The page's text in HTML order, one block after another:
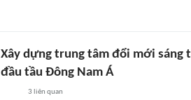
Xây dựng trung tâm đổi mới sáng
đầu tầu Đông Nam Á
3 liên quan